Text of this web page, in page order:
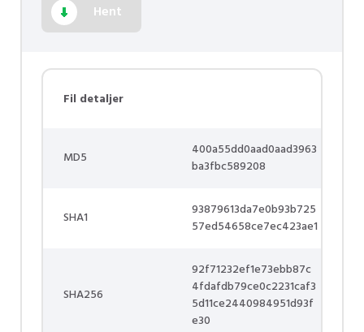
Hent
Fil detaljer
MD5
400a55dd0aad0aad3963
ba3fbc589208
SHA1
93879613da7e0b93b725
57ed54658ce7ec423ae1
SHA256
92f71232ef1e73ebb87c
4fdafdb79ce0c2231caf3
5d11ce2440984951d93f
e30